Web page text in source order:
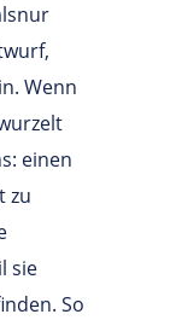
Wenn
einen
zu
sie
So